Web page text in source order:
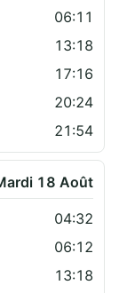
06:11
13:18
17:16
20:24
21:54
18 Août
04:32
06:12
13:18